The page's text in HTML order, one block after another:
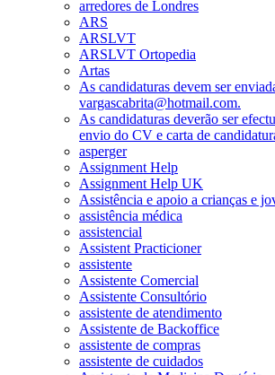
arredores de Londres
ARS
ARSLVT
ARSLVT Ortopedia
Artas
As candidaturas devem ser
vargascabrita@hotmail.com.
As candidaturas deverão ser
envio do CV e carta de
asperger
Assignment Help
Assignment Help UK
Assistência e apoio a crianças e
assistência médica
assistencial
Assistent Practicioner
assistente
Assistente Comercial
Assistente Consultório
assistente de atendimento
Assistente de Backoffice
assistente de compras
assistente de cuidados